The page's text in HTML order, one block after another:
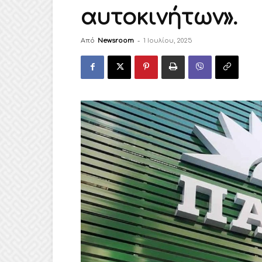
αυτοκινήτων».
Από Newsroom - 1 Ιουλίου, 2025